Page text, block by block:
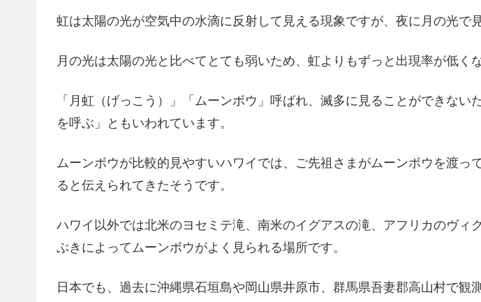
虹は太陽の光が空気中の水滴に反射して見える現象ですが、夜に月の光で
月の光は太陽の光と比べてとても弱いため、虹よりもずっと出現率が低く
「月虹（げっこう）」「ムーンボウ」呼ばれ、滅多に見ることができない
を呼ぶ」ともいわれています。
ムーンボウが比較的見やすいハワイでは、ご先祖さまがムーンボウを渡っ
ると伝えられてきたそうです。
ハワイ以外では北米のヨセミテ滝、南米のイグアスの滝、アフリカのヴィ
ぶきによってムーンボウがよく見られる場所です。
日本でも、過去に沖縄県石垣島や岡山県井原市、群馬県吾妻郡高山村で観